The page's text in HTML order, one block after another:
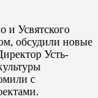
и Усвятского
обсудили новые
Усть-
с